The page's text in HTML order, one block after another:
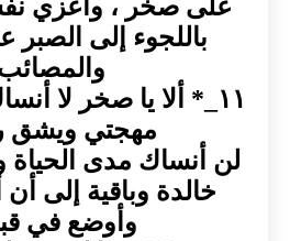
على صخر ، وأعزي
باللجوء إلى الصبر
١١_* ألا يا صخر لا
مهجتي
لن أنساك مدى
خالدة وباقية إلى أن
وأوضع في